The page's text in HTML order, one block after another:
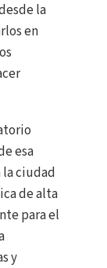
la
en
esa
la ciudad
de alta
para el
y